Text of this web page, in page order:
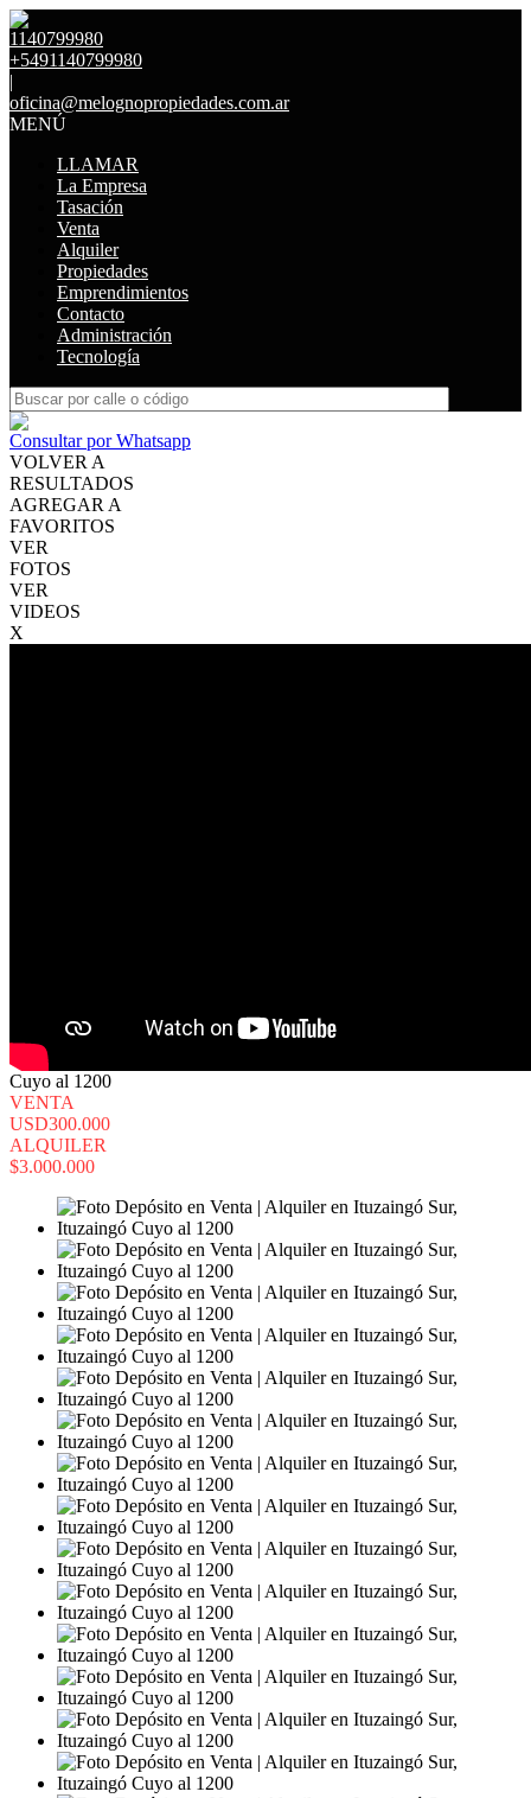
1140799980
+5491140799980
|
oficina@melognopropiedades.com.ar
MENÚ
LLAMAR
La Empresa
Tasación
Venta
Alquiler
Propiedades
Emprendimientos
Contacto
Administración
Tecnología
Consultar por Whatsapp
VOLVER A
RESULTADOS
AGREGAR A
FAVORITOS
VER
FOTOS
VER
VIDEOS
X
Cuyo al 1200
VENTA
USD300.000
ALQUILER
$3.000.000